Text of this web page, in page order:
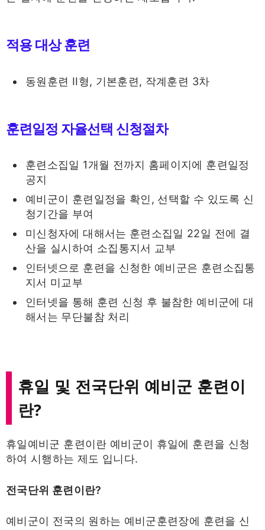
적용 대상 훈련
동원훈련 II형, 기본훈련, 작계훈련 3차
훈련일정 자율선택 신청절차
훈련소집일 1개월 전까지 홈페이지에 훈련일정
공지
예비군이 훈련일정을 확인, 선택할 수 있도록 신
청기간을 부여
미신청자에 대해서는 훈련소집일 22일 전에 결
산을 실시하여 소집통지서 교부
인터넷으로 훈련을 신청한 예비군은 훈련소집통
지서 미교부
인터넷을 통해 훈련 신청 후 불참한 예비군에 대
해서는 무단불참 처리
휴일 및 전국단위 예비군 훈련이
란?
휴일예비군 훈련이란 예비군이 휴일에 훈련을 신청
하여 시행하는 제도 입니다.
전국단위 훈련이란?
예비군이 전국의 원하는 예비군훈련장에 훈련을 신